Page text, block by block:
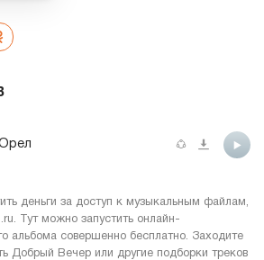
деньги за доступ к музыкальным файлам,
Тут можно запустить онлайн-
альбома совершенно бесплатно. Заходите
Добрый Вечер или другие подборки треков